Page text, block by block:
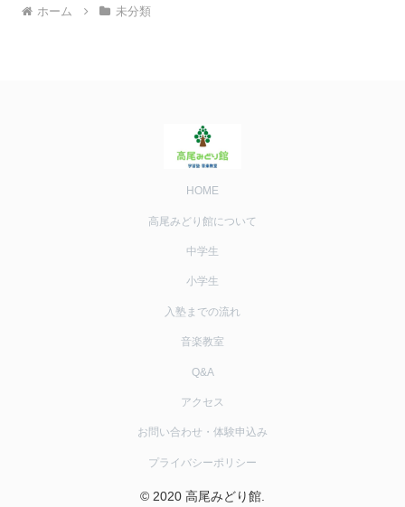
ホーム 未分類
HOME
高尾みどり館について
中学生
小学生
入塾までの流れ
音楽教室
Q&A
アクセス
お問い合わせ・体験申込み
プライバシーポリシー
© 2020 高尾みどり館.